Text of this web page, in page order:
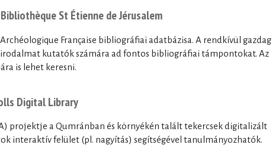
St Étienne de Jérusalem
Française bibliográfiai adatbázisa. A rendkívül gazdag
kutatók számára ad fontos bibliográfiai támpontokat. Az
is lehet keresni.
Digital Library
projektje a Qumránban és környékén talált tekercsek digitalizált
interaktív felület (pl. nagyítás) segítségével tanulmányozhatók.